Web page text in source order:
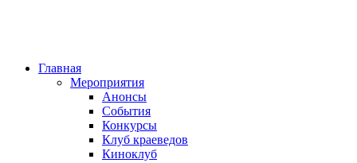
Главная
Мероприятия
Анонсы
События
Конкурсы
Клуб краеведов
Киноклуб